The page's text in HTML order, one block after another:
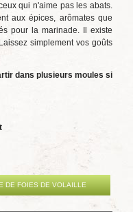
qui n'aime pas les abats.
aux épices, arômates que
pour la marinade. Il existe
simplement vos goûts
dans plusieurs moules si
DE FOIES DE VOLAILLE